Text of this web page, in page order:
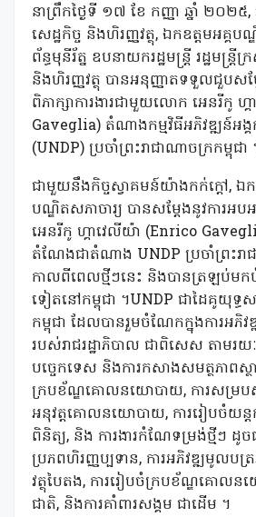
នាព្រឹកថ្ងៃទី ១៧ ខែ កញ្ញា ឆ្នាំ ២០២
សេដ្ឋកិច្ច និងហិរញ្ញវត្ថុ, ឯកឧត្តមអគ្គប
ព័ន្ធមុនីរ័ត្ន ឧបនាយករដ្ឋមន្រ្តី រដ្ឋមន្រ្តី
និងហិរញ្ញវត្ថុ បានអនុញ្ញាតទទួលជួបស
ពិភាក្សាការងារជាមួយលោក អេនរីកូ ហ្
Gaveglia) តំណាងកម្មវិធីអភិវឌ្ឍន៍អង្
(UNDP) ប្រចាំព្រះរាជាណាចក្រកម្ពុជា
ជាមួយនឹងកិច្ចស្វាគមន៍យ៉ាងកក់ក្ដៅ, ឯក
បណ្ឌិតសភាចារ្យ បានសម្ដែងនូវការអ
អេនរីកូ ហ្គាវេលីយ៉ា (Enrico
តំណែងជាតំណាង UNDP ប្រចាំព្រះរា
កាលពីពេលថ្មីៗនេះ និងបានត្រឡប់មកបំ
ទៀតនៅកម្ពុជា ។UNDP ជាដៃគូយុទ្
កម្ពុជា ដែលបានរួមចំណែកក្នុងការអភិ
របស់រាជរដ្ឋាភិបាល ជាពិសេស តាមរ
បច្ចេកទេស និងការកសាងសមត្ថភាពស្
ក្របខ័ណ្ឌគោលនយោបាយ, ការសម្រប
អនុវត្តគោលនយោបាយ, ការរៀបចំយន្ត
ពិនិត្យ, និង ការងារកំណែទម្រង់ថ្មីៗ ដូចជ
ប្រភពហិរញ្ញប្បទាន, ការអភិវឌ្ឍមូលបត្រ
វត្ថុបៃតង, ការរៀបចំក្របខ័ណ្ឌគោលន
ជាតិ, និងការគាំពារសង្គម ជាដើម ។